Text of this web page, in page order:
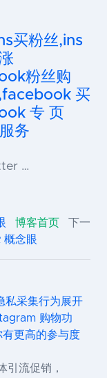
买粉丝,ins
粉丝购
买
专 页
务
…
博客首页
下一
概念眼
私采集行为展开
购物功
更高的参与度
引流促销，